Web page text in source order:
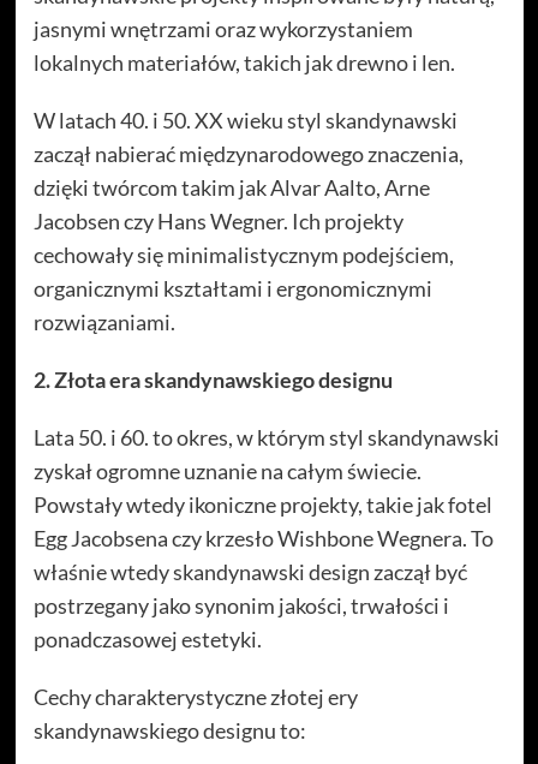
jasnymi wnętrzami oraz wykorzystaniem
lokalnych materiałów, takich jak drewno i len.
W latach 40. i 50. XX wieku styl skandynawski
zaczął nabierać międzynarodowego znaczenia,
dzięki twórcom takim jak Alvar Aalto, Arne
Jacobsen czy Hans Wegner. Ich projekty
cechowały się minimalistycznym podejściem,
organicznymi kształtami i ergonomicznymi
rozwiązaniami.
2. Złota era skandynawskiego designu
Lata 50. i 60. to okres, w którym styl skandynawski
zyskał ogromne uznanie na całym świecie.
Powstały wtedy ikoniczne projekty, takie jak fotel
Egg Jacobsena czy krzesło Wishbone Wegnera. To
właśnie wtedy skandynawski design zaczął być
postrzegany jako synonim jakości, trwałości i
ponadczasowej estetyki.
Cechy charakterystyczne złotej ery
skandynawskiego designu to: